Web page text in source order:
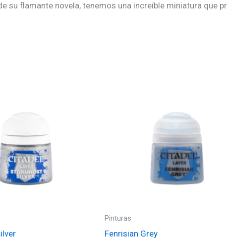
su flamante novela, tenemos una increíble miniatura que
Pinturas
Fenrisian Grey